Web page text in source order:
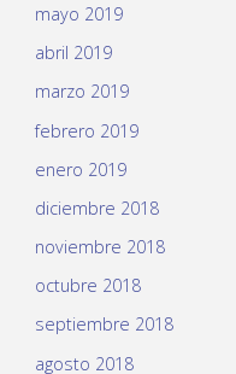
mayo 2019
abril 2019
marzo 2019
febrero 2019
enero 2019
diciembre 2018
noviembre 2018
octubre 2018
septiembre 2018
agosto 2018